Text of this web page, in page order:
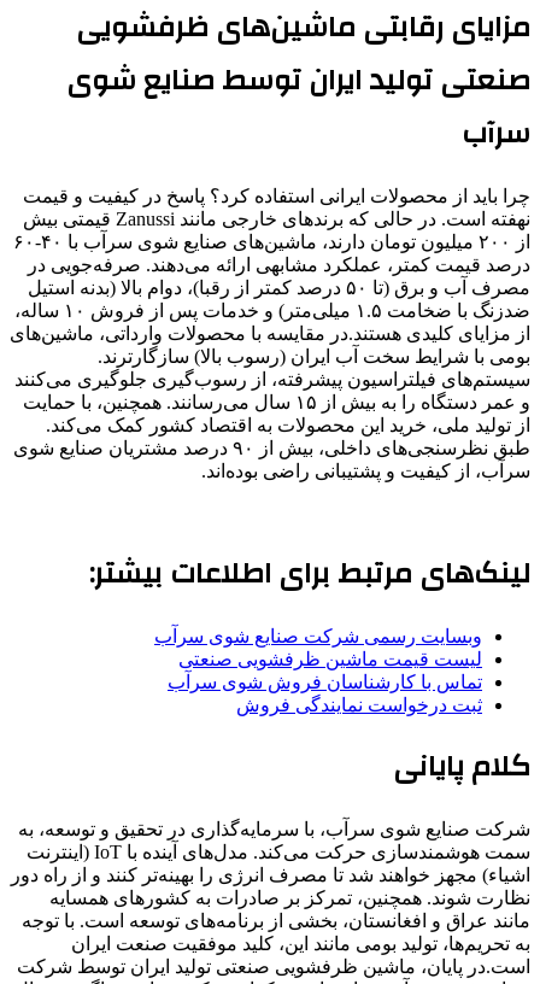
مزایای رقابتی ماشین‌های ظرفشویی
صنعتی تولید ایران توسط صنایع شوی
سرآب
چرا باید از محصولات ایرانی استفاده کرد؟ پاسخ در کیفیت و قیمت
نهفته است. در حالی که برندهای خارجی مانند Zanussi قیمتی بیش
از ۲۰۰ میلیون تومان دارند، ماشین‌های صنایع شوی سرآب با ۴۰-۶۰
درصد قیمت کمتر، عملکرد مشابهی ارائه می‌دهند. صرفه‌جویی در
مصرف آب و برق (تا ۵۰ درصد کمتر از رقبا)، دوام بالا (بدنه استیل
ضدزنگ با ضخامت ۱.۵ میلی‌متر) و خدمات پس از فروش ۱۰ ساله،
از مزایای کلیدی هستند.در مقایسه با محصولات وارداتی، ماشین‌های
بومی با شرایط سخت آب ایران (رسوب بالا) سازگارترند.
سیستم‌های فیلتراسیون پیشرفته، از رسوب‌گیری جلوگیری می‌کنند
و عمر دستگاه را به بیش از ۱۵ سال می‌رسانند. همچنین، با حمایت
از تولید ملی، خرید این محصولات به اقتصاد کشور کمک می‌کند.
طبق نظرسنجی‌های داخلی، بیش از ۹۰ درصد مشتریان صنایع شوی
سرآب، از کیفیت و پشتیبانی راضی بوده‌اند.
لینک‌های مرتبط برای اطلاعات بیشتر:
وبسایت رسمی شرکت صنایع شوی سرآب
لیست قیمت ماشین ظرفشویی صنعتی
تماس با کارشناسان فروش شوی سرآب
ثبت درخواست نمایندگی فروش
کلام پایانی
شرکت صنایع شوی سرآب، با سرمایه‌گذاری در تحقیق و توسعه، به
سمت هوشمندسازی حرکت می‌کند. مدل‌های آینده با IoT (اینترنت
اشیاء) مجهز خواهند شد تا مصرف انرژی را بهینه‌تر کنند و از راه دور
نظارت شوند. همچنین، تمرکز بر صادرات به کشورهای همسایه
مانند عراق و افغانستان، بخشی از برنامه‌های توسعه است. با توجه
به تحریم‌ها، تولید بومی مانند این، کلید موفقیت صنعت ایران
است.در پایان، ماشین ظرفشویی صنعتی تولید ایران توسط شرکت